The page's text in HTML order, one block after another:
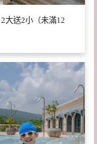
大送2小（未滿12